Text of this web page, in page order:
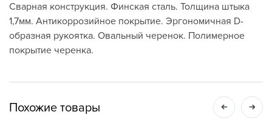
Сварная конструкция. Финская сталь. Толщина штыка
1,7мм. Антикоррозийное покрытие. Эргономичная D-
образная рукоятка. Овальный черенок. Полимерное
покрытие черенка.
Похожие товары